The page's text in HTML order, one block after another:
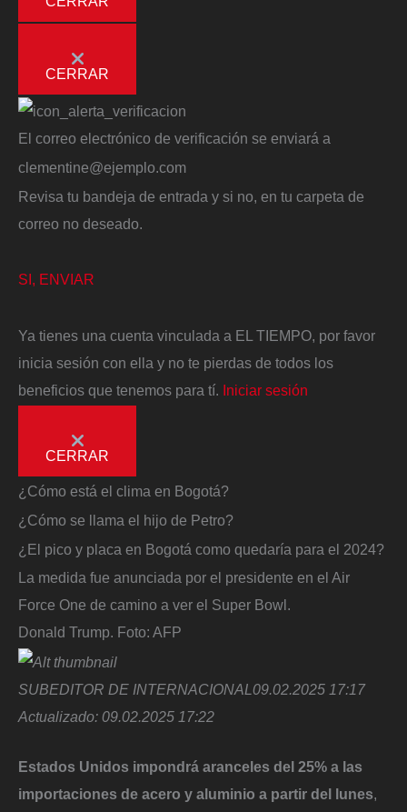
CERRAR
El correo electrónico de verificación se enviará a
clementine@ejemplo.com
Revisa tu bandeja de entrada y si no, en tu carpeta de
correo no deseado.
SI, ENVIAR
Ya tienes una cuenta vinculada a EL TIEMPO, por favor
inicia sesión con ella y no te pierdas de todos los
beneficios que tenemos para tí. Iniciar sesión
CERRAR
¿Cómo está el clima en Bogotá?
¿Cómo se llama el hijo de Petro?
¿El pico y placa en Bogotá como quedaría para el 2024?
La medida fue anunciada por el presidente en el Air
Force One de camino a ver el Super Bowl.
Donald Trump. Foto: AFP
SUBEDITOR DE INTERNACIONAL 09.02.2025 17:17
Actualizado: 09.02.2025 17:22
Estados Unidos impondrá aranceles del 25% a las
importaciones de acero y aluminio a partir del lunes,